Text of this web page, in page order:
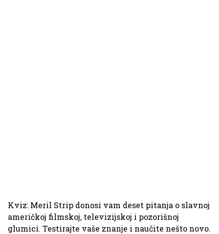
Kviz: Meril Strip donosi vam deset pitanja o slavnoj
američkoj filmskoj, televizijskoj i pozorišnoj
glumici. Testirajte vaše znanje i naučite nešto novo.